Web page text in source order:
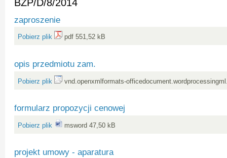
BZP/D/8/2014
zaproszenie
Pobierz plik pdf 551,52 kB
opis przedmiotu zam.
Pobierz plik vnd.openxmlformats-
formularz propozycji cenowej
Pobierz plik msword 47,50 kB
projekt umowy - aparatura